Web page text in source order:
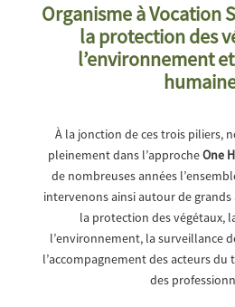
Organisme à Vocation
la protection des
l’environnement
À la jonction de ces trois piliers,
pleinement dans l’approcheOne
de nombreuses années
intervenons ainsi autour de
la protection des végétaux,
l’environnement, la surveillance
l’accompagnement des acteurs
des